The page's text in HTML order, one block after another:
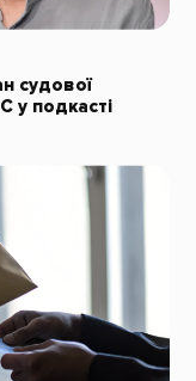
судової
у подкасті